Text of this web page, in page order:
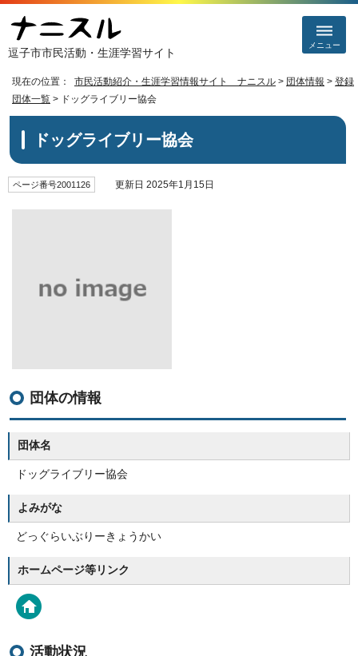
逗子市市民活動・生涯学習サイト
メニュー
現在の位置： 市民活動紹介・生涯学習情報サイト ナニスル > 団体情報 > 登録
団体一覧 > ドッグライブリー協会
ドッグライブリー協会
ページ番号2001126 更新日 2025年1月15日
団体の情報
団体名
ドッグライブリー協会
よみがな
どっぐらいぶりーきょうかい
ホームページ等リンク
活動状況